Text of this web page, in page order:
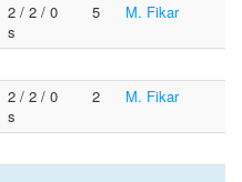
2 / 2 / 0
s
5 M. Fikar
2 / 2 / 0
s
2 M. Fikar